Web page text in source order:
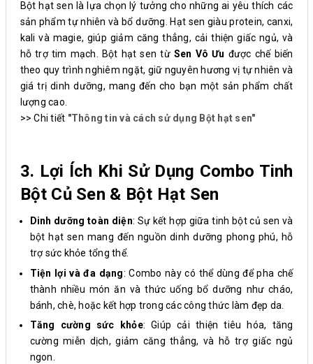
Bột hạt sen là lựa chọn lý tưởng cho những ai yêu thích các
sản phẩm tự nhiên và bổ dưỡng. Hạt sen giàu protein, canxi,
kali và magie, giúp giảm căng thẳng, cải thiện giấc ngủ, và
hỗ trợ tim mạch. Bột hạt sen từ Sen Vô Ưu được chế biến
theo quy trình nghiêm ngặt, giữ nguyên hương vị tự nhiên và
giá trị dinh dưỡng, mang đến cho bạn một sản phẩm chất
lượng cao.
>> Chi tiết "Thông tin và cách sử dụng Bột hạt sen"
3. Lợi Ích Khi Sử Dụng Combo Tinh
Bột Củ Sen & Bột Hạt Sen
Dinh dưỡng toàn diện: Sự kết hợp giữa tinh bột củ sen và
bột hạt sen mang đến nguồn dinh dưỡng phong phú, hỗ
trợ sức khỏe tổng thể.
Tiện lợi và đa dạng: Combo này có thể dùng để pha chế
thành nhiều món ăn và thức uống bổ dưỡng như cháo,
bánh, chè, hoặc kết hợp trong các công thức làm đẹp da.
Tăng cường sức khỏe: Giúp cải thiện tiêu hóa, tăng
cường miễn dịch, giảm căng thẳng, và hỗ trợ giấc ngủ
ngon.